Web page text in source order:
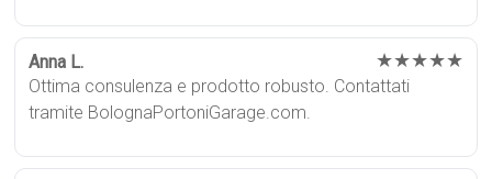
Anna L. ★★★★★
Ottima consulenza e prodotto robusto. Contattati
tramite BolognaPortoniGarage.com.